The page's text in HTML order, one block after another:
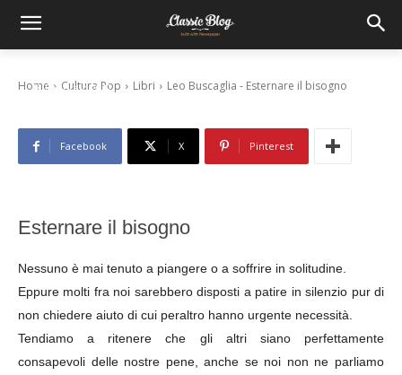
Home Cultura Pop Libri Leo Buscaglia - Esternare il bisogno
18 Febbraio 2012
Facebook X Pinterest
Esternare il bisogno
Nessuno è mai tenuto a piangere o a soffrire in solitudine.
Eppure molti fra noi sarebbero disposti a patire in silenzio pur di
non chiedere aiuto di cui peraltro hanno urgente necessità.
Tendiamo a ritenere che gli altri siano perfettamente
consapevoli delle nostre pene, anche se noi non ne parliamo